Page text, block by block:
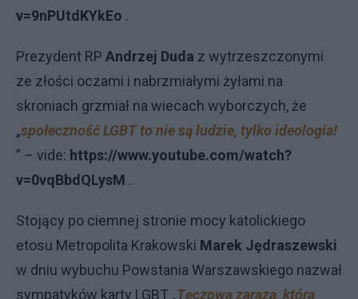
v=9nPUtdKYkEo .
Prezydent RP Andrzej Duda z wytrzeszczonymi
ze złości oczami i nabrzmiałymi żyłami na
skroniach grzmiał na wiecach wyborczych, że
„społeczność LGBT to nie są ludzie, tylko ideologia!
” – vide: https://www.youtube.com/watch?
v=0vqBbdQLysM .
Stojący po ciemnej stronie mocy katolickiego
etosu Metropolita Krakowski Marek Jędraszewski
w dniu wybuchu Powstania Warszawskiego nazwał
sympatyków karty LGBT „Tęczową zarazą, którą